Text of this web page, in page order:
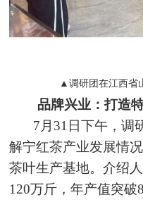
▲调研团在江西省
品牌兴业：打造
7月31日下午，调
解宁红茶产业发展情
茶叶生产基地。介绍
120万斤，年产值突破